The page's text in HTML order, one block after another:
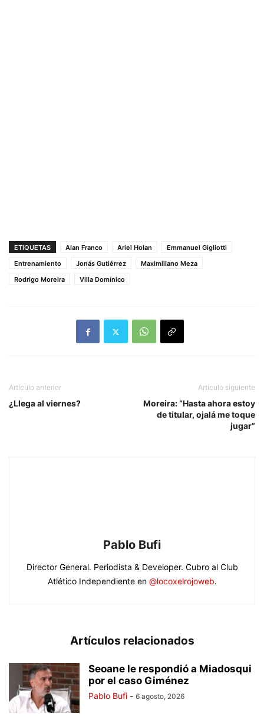
ETIQUETAS Alan Franco Ariel Holan
Emmanuel Gigliotti
Entrenamiento
Jonás Gutiérrez
Maximiliano Meza
Rodrigo Moreira
Villa Domínico
Artículo anterior
¿Llega al viernes?
Artículo siguiente
Moreira: “Hasta ahora estoy
de titular, ojalá me toque
jugar”
Pablo Bufi
Director General. Periodista & Developer. Cubro al Club
Atlético Independiente en @locoxelrojoweb.
Artículos relacionados
Seoane le respondió a Miadosqui
por el caso Giménez
Pablo Bufi - 6 agosto, 2026